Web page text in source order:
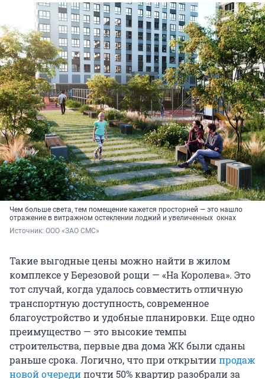
Чем больше света, тем помещение кажется просторней — это нашло
отражение в витражном остеклении лоджий и увеличенных окнах
Источник: ООО «ЗАО СМС»
Такие выгодные цены можно найти в жилом
комплексе у Березовой рощи — «На Королева». Это
тот случай, когда удалось совместить отличную
транспортную доступность, современное
благоустройство и удобные планировки. Еще одно
преимущество — это высокие темпы
строительства, первые два дома ЖК были сданы
раньше срока. Логично, что при открытиипродаж
новой очередипочти 50% квартир разобрали за